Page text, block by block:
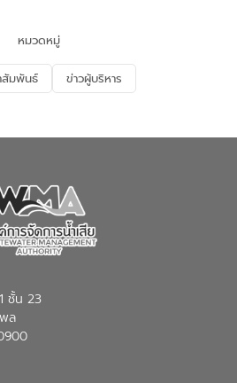
ด้านน้ำของประเทศ และเตรียมความพร้อม
รองรับการเติบโตของเมือง รวมถึงการ
ลงทุนในอุตสาหกรรมแห่งอนาคต ตลอดจน
มุ่งตอบโจทย์ความท้าทายจากวิกฤตการ
ในครั้งนี้เป็นการดึงจุดแข็งและความ
(อจน.) มาผสานกับประสบการณ์และ
เทคโนโลยีโครงข่ายน้ำครบวงจรในพื้นที่ EEC
ของอีสท์ วอเตอร์ เพื่อร่วมกันศึกษา
เทคโนโลยีการปรับปรุงคุณภาพน้ำ (Water
Reuse) และพัฒนารูปแบบการดำเนินงาน
ใช้น้ำที่พุ่งสูงขึ้นจากการขยายตัวของ
การองค์การจัดการน้ำเสีย กล่าวถึงภารกิจ
หมวดหมู่
สัมพันธ์ ข่าวผู้บริหาร
ชั้น 23
ล